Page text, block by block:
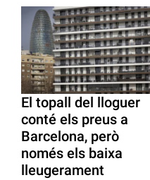
El topall del lloguer
conté els preus a
Barcelona, però
només els baixa
lleugerament